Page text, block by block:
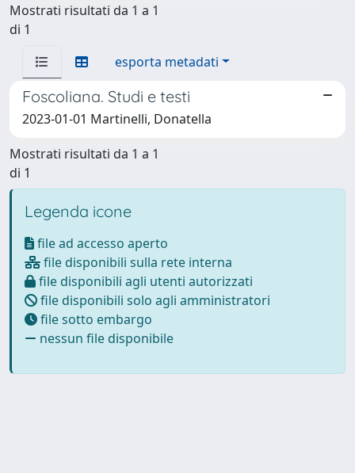
Mostrati risultati da 1 a 1
di 1
esporta metadati
Foscoliana. Studi e testi
2023-01-01 Martinelli, Donatella
Mostrati risultati da 1 a 1
di 1
Legenda icone
file ad accesso aperto
file disponibili sulla rete interna
file disponibili agli utenti autorizzati
file disponibili solo agli amministratori
file sotto embargo
nessun file disponibile